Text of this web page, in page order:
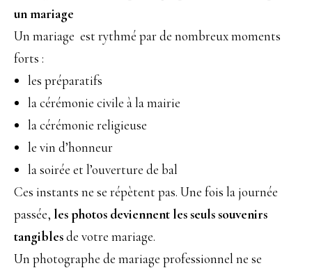
un mariage
Un mariage est rythmé par de nombreux moments
forts :
les préparatifs
la cérémonie civile à la mairie
la cérémonie religieuse
le vin d’honneur
la soirée et l’ouverture de bal
Ces instants ne se répètent pas. Une fois la journée
passée, les photos deviennent les seuls souvenirs
tangiblesde votre mariage.
Un photographe de mariage professionnel ne se